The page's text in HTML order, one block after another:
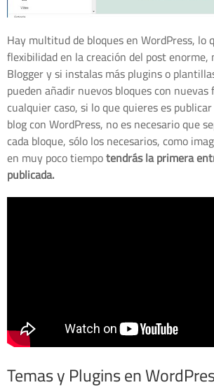
Hay multitud de bloques en WordPress, lo
flexibilidad en la creación del post enorme,
Blogger y si instalas más plugins o
pueden añadir nuevos bloques con nuevas
cualquier caso, si lo que quieres es
blog con WordPress, no es necesario que
cada bloque, sólo los necesarios, como
en muy poco tiempotendrás la primera
publicada.
Temas y Plugins en